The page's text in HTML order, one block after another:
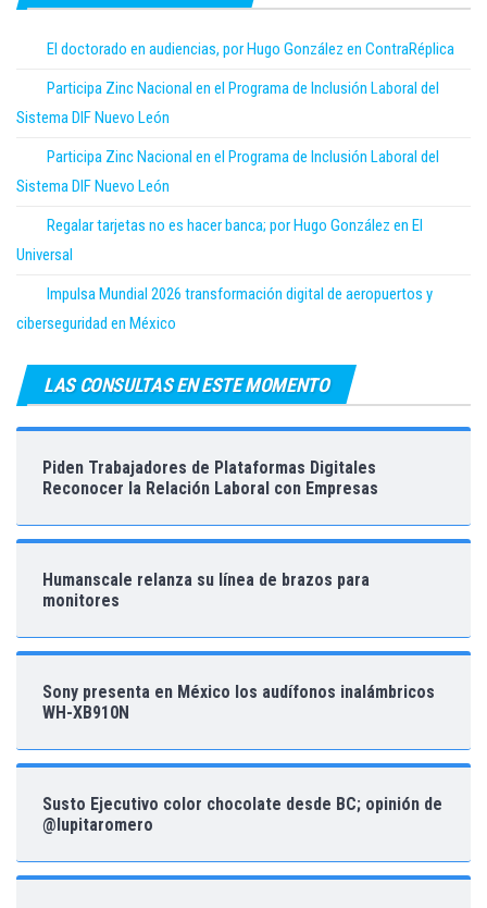
El doctorado en audiencias, por Hugo González en ContraRéplica
Participa Zinc Nacional en el Programa de Inclusión Laboral del
Sistema DIF Nuevo León
Participa Zinc Nacional en el Programa de Inclusión Laboral del
Sistema DIF Nuevo León
Regalar tarjetas no es hacer banca; por Hugo González en El
Universal
Impulsa Mundial 2026 transformación digital de aeropuertos y
ciberseguridad en México
LAS CONSULTAS EN ESTE MOMENTO
Piden Trabajadores de Plataformas Digitales
Reconocer la Relación Laboral con Empresas
Humanscale relanza su línea de brazos para
monitores
Sony presenta en México los audífonos inalámbricos
WH-XB910N
Susto Ejecutivo color chocolate desde BC; opinión de
@lupitaromero